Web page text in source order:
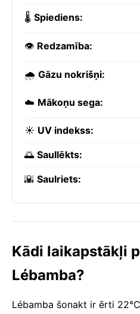
🌡️ Spiediens:
👁️ Redzamība:
🌧️ Gāzu nokrišņi:
☁️ Mākoņu sega:
☀️ UV indekss:
🌅 Saullēkts:
🌇 Saulriets:
Kādi laikapstākļi
Lébamba?
Lébamba šonakt ir ērti